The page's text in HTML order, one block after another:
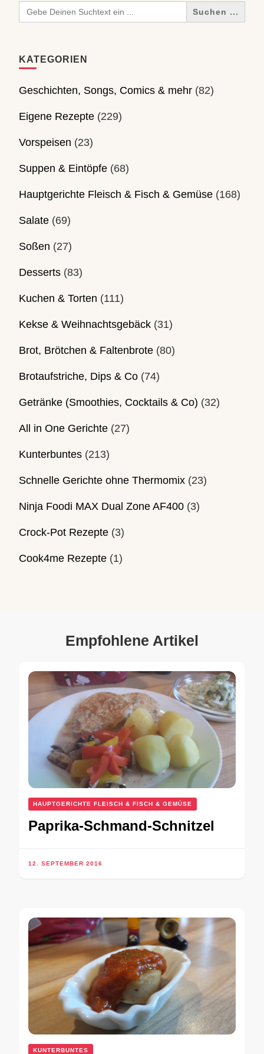
Search
for:
KATEGORIEN
Geschichten, Songs, Comics & mehr (82)
Eigene Rezepte (229)
Vorspeisen (23)
Suppen & Eintöpfe (68)
Hauptgerichte Fleisch & Fisch & Gemüse (168)
Salate (69)
Soßen (27)
Desserts (83)
Kuchen & Torten (111)
Kekse & Weihnachtsgebäck (31)
Brot, Brötchen & Faltenbrote (80)
Brotaufstriche, Dips & Co (74)
Getränke (Smoothies, Cocktails & Co) (32)
All in One Gerichte (27)
Kunterbuntes (213)
Schnelle Gerichte ohne Thermomix (23)
Ninja Foodi MAX Dual Zone AF400 (3)
Crock-Pot Rezepte (3)
Cook4me Rezepte (1)
Empfohlene Artikel
HAUPTGERICHTE FLEISCH & FISCH & GEMÜSE
Paprika-Schmand-Schnitzel
12. SEPTEMBER 2016
KUNTERBUNTES